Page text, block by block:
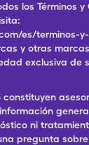
los Términos y
es/terminos-
y otras
exclusiva de
ni
pregunta